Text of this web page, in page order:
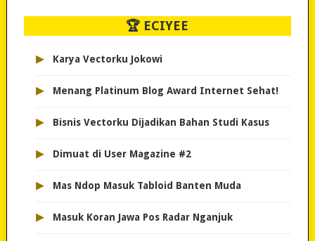
🏆 ECIYEE
▸ Karya Vectorku Jokowi
▸ Menang Platinum Blog Award Internet Sehat!
▸ Bisnis Vectorku Dijadikan Bahan Studi Kasus
▸ Dimuat di User Magazine #2
▸ Mas Ndop Masuk Tabloid Banten Muda
▸ Masuk Koran Jawa Pos Radar Nganjuk